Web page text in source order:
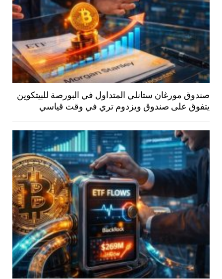
صندوق مورغان ستانلي المتداول في البورصة للبيتكوين
يتفوق على صندوق ويزدوم تري في وقت قياسي